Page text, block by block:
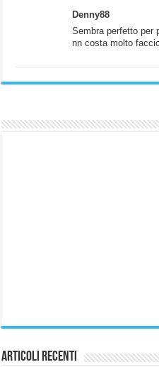
Denny88
Sembra perfetto per
nn costa molto
Articoli Recenti